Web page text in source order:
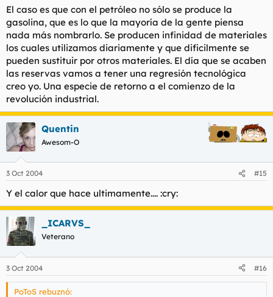
El caso es que con el petróleo no sólo se produce la
gasolina, que es lo que la mayoría de la gente piensa
nada más nombrarlo. Se producen infinidad de materiales
los cuales utilizamos diariamente y que dificilmente se
pueden sustituir por otros materiales. El día que se acaben
las reservas vamos a tener una regresión tecnológica
creo yo. Una especie de retorno a el comienzo de la
revolución industrial.
Quentin
Awesom-O
3 Oct 2004 #15
Y el calor que hace ultimamente.... :cry:
_ICARVS_
Veterano
3 Oct 2004 #16
PoToS rebuznó: